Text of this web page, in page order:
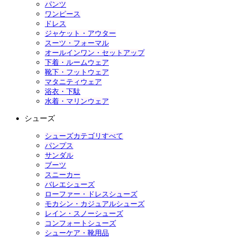
パンツ
ワンピース
ドレス
ジャケット・アウター
スーツ・フォーマル
オールインワン・セットアップ
下着・ルームウェア
靴下・フットウェア
マタニティウェア
浴衣・下駄
水着・マリンウェア
シューズ
シューズカテゴリすべて
パンプス
サンダル
ブーツ
スニーカー
バレエシューズ
ローファー・ドレスシューズ
モカシン・カジュアルシューズ
レイン・スノーシューズ
コンフォートシューズ
シューケア・靴用品